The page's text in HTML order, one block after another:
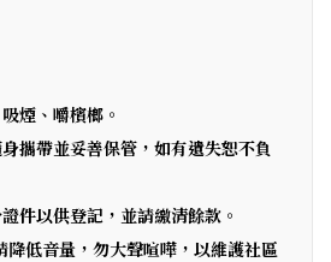
煙、嚼檳榔。
攜帶並妥善保管，如有遺失恕不負
件以供登記，並請繳清餘款。
降低音量，勿大聲喧嘩，以維護社區